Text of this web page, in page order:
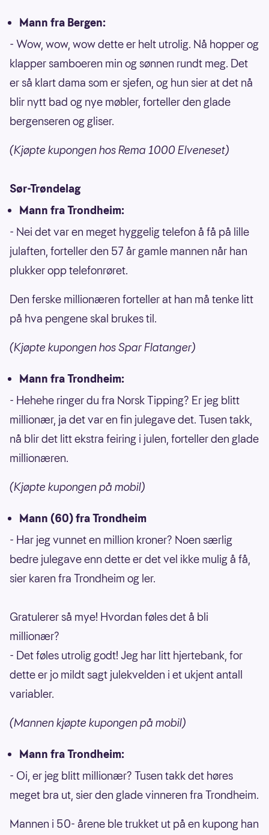
Mann fra Bergen:
- Wow, wow, wow dette er helt utrolig. Nå hopper og
klapper samboeren min og sønnen rundt meg. Det
er så klart dama som er sjefen, og hun sier at det nå
blir nytt bad og nye møbler, forteller den glade
bergenseren og gliser.
(Kjøpte kupongen hos Rema 1000 Elveneset)
Sør-Trøndelag
Mann fra Trondheim:
- Nei det var en meget hyggelig telefon å få på lille
julaften, forteller den 57 år gamle mannen når han
plukker opp telefonrøret.
Den ferske millionæren forteller at han må tenke litt
på hva pengene skal brukes til.
(Kjøpte kupongen hos Spar Flatanger)
Mann fra Trondheim:
- Hehehe ringer du fra Norsk Tipping? Er jeg blitt
millionær, ja det var en fin julegave det. Tusen takk,
nå blir det litt ekstra feiring i julen, forteller den glade
millionæren.
(Kjøpte kupongen på mobil)
Mann (60) fra Trondheim
- Har jeg vunnet en million kroner? Noen særlig
bedre julegave enn dette er det vel ikke mulig å få,
sier karen fra Trondheim og ler.
Gratulerer så mye! Hvordan føles det å bli
millionær?
- Det føles utrolig godt! Jeg har litt hjertebank, for
dette er jo mildt sagt julekvelden i et ukjent antall
variabler.
(Mannen kjøpte kupongen på mobil)
Mann fra Trondheim:
- Oi, er jeg blitt millionær? Tusen takk det høres
meget bra ut, sier den glade vinneren fra Trondheim.
Mannen i 50- årene ble trukket ut på en kupong han